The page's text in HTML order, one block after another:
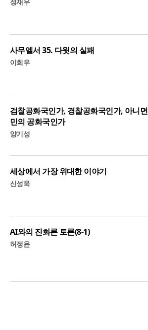
사무엘서 35. 다윗의 실패
이희우
검찰공화국인가, 경찰공화국인가, 아니
민의 공화국인가
양기성
세상에서 가장 위대한 이야기
신성욱
AI와의 진화론 토론(8-1)
허정윤